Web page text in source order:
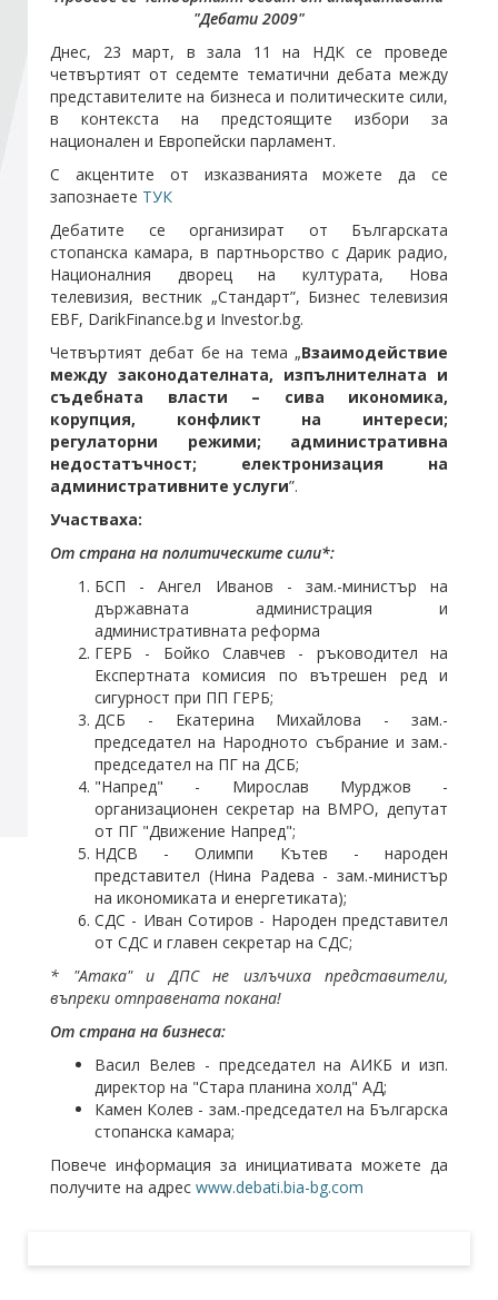
Стани член
Абонирайте се!
"Дебати 2009"
Днес, 23 март, в зала 11 на НДК се проведе
четвъртият от седемте тематични дебата между
представителите на бизнеса и политическите сили,
в контекста на предстоящите избори за
национален и Европейски парламент.
С акцентите от изказванията можете да се
запознаете ТУК
Дебатите се организират от Българската
стопанска камара, в партньорство с Дарик радио,
Националния дворец на културата, Нова
телевизия, вестник „Стандарт”, Бизнес телевизия
EBF, DarikFinance.bg и Investor.bg.
Четвъртият дебат бе на тема „Взаимодействие
между законодателната, изпълнителната и
съдебната власти – сива икономика,
корупция, конфликт на интереси;
регулаторни режими; административна
недостатъчност; електронизация на
административните услуги”.
Участваха:
От страна на политическите сили*:
БСП - Ангел Иванов - зам.-министър на
държавната администрация и
административната реформа
ГЕРБ - Бойко Славчев - ръководител на
Експертната комисия по вътрешен ред и
сигурност при ПП ГЕРБ;
ДСБ - Екатерина Михайлова - зам.-
председател на Народното събрание и зам.-
председател на ПГ на ДСБ;
"Напред" - Мирослав Мурджов -
организационен секретар на ВМРО, депутат
от ПГ "Движение Напред";
НДСВ - Олимпи Кътев - народен
представител (Нина Радева - зам.-министър
на икономиката и енергетиката);
СДС - Иван Сотиров - Народен представител
от СДС и главен секретар на СДС;
* "Атака" и ДПС не излъчиха представители,
въпреки отправената покана!
От страна на бизнеса:
Васил Велев - председател на АИКБ и изп.
директор на "Стара планина холд" АД;
Камен Колев - зам.-председател на Българска
стопанска камара;
Повече информация за инициативата можете да
получите на адрес www.debati.bia-bg.com